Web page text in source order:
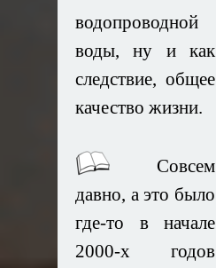
водопроводной
воды, ну и как
следствие, общее
качество жизни.
Совсем
давно, а это было
где-то в начале
2000-х годов